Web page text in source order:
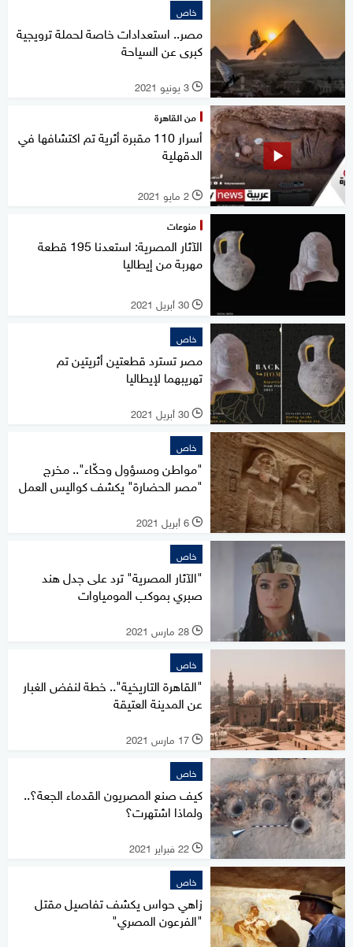
خاص
مصر.. استعدادات خاصة لحملة ترويجية
كبرى عن السياحة
l 3 يونيو 2021
من القاهرة
أسرار 110 مقبرة أثرية تم اكتشافها في
الدقهلية
l 2 مايو 2021
منوعات
الآثار المصرية: استعدنا 195 قطعة
مهربة من إيطاليا
l 30 أبريل 2021
خاص
مصر تسترد قطعتين أثريتين تم
تهريبهما لإيطاليا
l 30 أبريل 2021
خاص
"مواطن ومسؤول وحكّاء".. مخرج
"مصر الحضارة" يكشف كواليس العمل
l 6 أبريل 2021
خاص
"الآثار المصرية" ترد على جدل هند
صبري بموكب المومياوات
l 28 مارس 2021
خاص
"القاهرة التاريخية".. خطة لنفض الغبار
عن المدينة العتيقة
l 17 مارس 2021
خاص
كيف صنع المصريون القدماء الجعة؟..
ولماذا اشتهرت؟
l 22 فبراير 2021
خاص
زاهي حواس يكشف تفاصيل مقتل
"الفرعون المصري"